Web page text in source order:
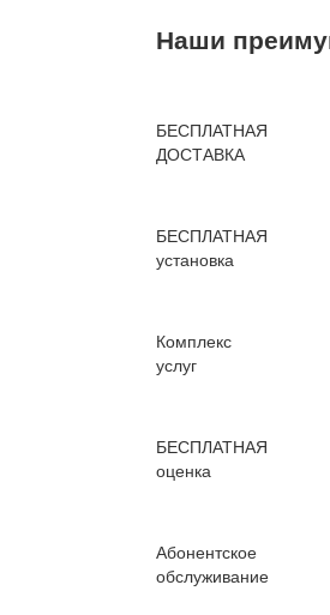
Наши
БЕСПЛАТНАЯ
ДОСТАВКА
БЕСПЛАТНАЯ
установка
Комплекс
услуг
БЕСПЛАТНАЯ
оценка
Абонентское
обслуживание